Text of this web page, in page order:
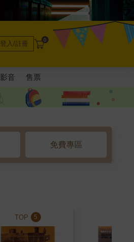
登入/註冊 0
影音 售票
免費專區
TOP 5